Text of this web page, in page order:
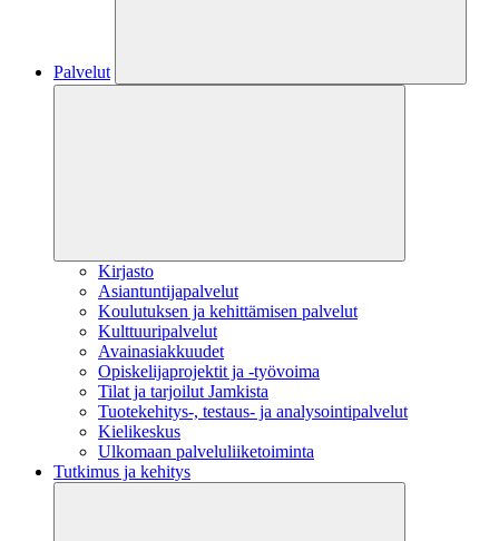
Palvelut
Kirjasto
Asiantuntijapalvelut
Koulutuksen ja kehittämisen palvelut
Kulttuuripalvelut
Avainasiakkuudet
Opiskelijaprojektit​ ja -työvoima
Tilat ja tarjoilut Jamkista
Tuotekehitys-, testaus- ja analysointipalvelut
Kielikeskus
Ulkomaan palveluliiketoiminta
Tutkimus ja kehitys